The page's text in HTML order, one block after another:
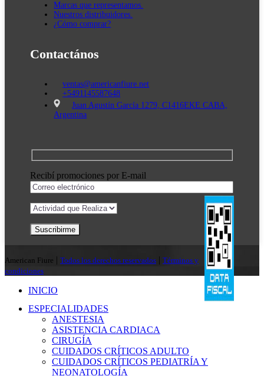
Marcas que representamos.
Nuestros distribuidores.
¿Cómo comprar?
Contactános
ventas@americanfiure.net
+5491145587648
Juan Agustín García 1279, C1416EKE CABA,
Argentina
Recibí promociones por E-mail
American Fiure | Todos los derechos reservados | Términos y
condiciones
INICIO
ESPECIALIDADES
ANESTESIA
ASISTENCIA CARDIACA
CIRUGÍA
CUIDADOS CRÍTICOS ADULTO
CUIDADOS CRÍTICOS PEDIATRÍA Y
NEONATOLOGÍA